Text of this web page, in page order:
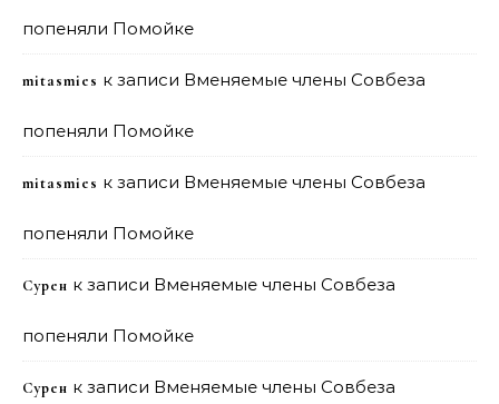
попеняли Помойке
mitasmies к записи Вменяемые члены Совбеза
попеняли Помойке
mitasmies к записи Вменяемые члены Совбеза
попеняли Помойке
Сурен к записи Вменяемые члены Совбеза
попеняли Помойке
Сурен к записи Вменяемые члены Совбеза